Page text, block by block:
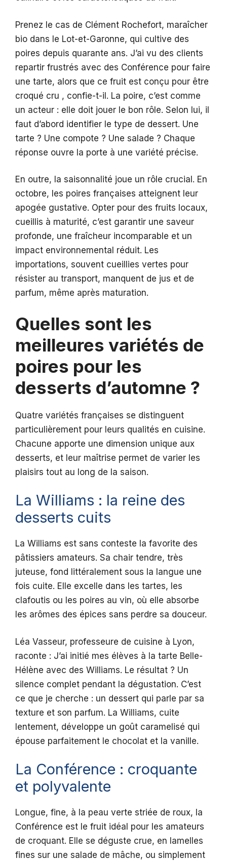
Prenez le cas de Clément Rochefort, maraîcher
bio dans le Lot-et-Garonne, qui cultive des
poires depuis quarante ans. J’ai vu des clients
repartir frustrés avec des Conférence pour faire
une tarte, alors que ce fruit est conçu pour être
croqué cru , confie-t-il. La poire, c’est comme
un acteur : elle doit jouer le bon rôle. Selon lui, il
faut d’abord identifier le type de dessert. Une
tarte ? Une compote ? Une salade ? Chaque
réponse ouvre la porte à une variété précise.
En outre, la saisonnalité joue un rôle crucial. En
octobre, les poires françaises atteignent leur
apogée gustative. Opter pour des fruits locaux,
cueillis à maturité, c’est garantir une saveur
profonde, une fraîcheur incomparable et un
impact environnemental réduit. Les
importations, souvent cueillies vertes pour
résister au transport, manquent de jus et de
parfum, même après maturation.
Quelles sont les
meilleures variétés de
poires pour les
desserts d’automne ?
Quatre variétés françaises se distinguent
particulièrement pour leurs qualités en cuisine.
Chacune apporte une dimension unique aux
desserts, et leur maîtrise permet de varier les
plaisirs tout au long de la saison.
La Williams : la reine des
desserts cuits
La Williams est sans conteste la favorite des
pâtissiers amateurs. Sa chair tendre, très
juteuse, fond littéralement sous la langue une
fois cuite. Elle excelle dans les tartes, les
clafoutis ou les poires au vin, où elle absorbe
les arômes des épices sans perdre sa douceur.
Léa Vasseur, professeure de cuisine à Lyon,
raconte : J’ai initié mes élèves à la tarte Belle-
Hélène avec des Williams. Le résultat ? Un
silence complet pendant la dégustation. C’est
ce que je cherche : un dessert qui parle par sa
texture et son parfum. La Williams, cuite
lentement, développe un goût caramelisé qui
épouse parfaitement le chocolat et la vanille.
La Conférence : croquante
et polyvalente
Longue, fine, à la peau verte striée de roux, la
Conférence est le fruit idéal pour les amateurs
de croquant. Elle se déguste crue, en lamelles
fines sur une salade de mâche, ou simplement